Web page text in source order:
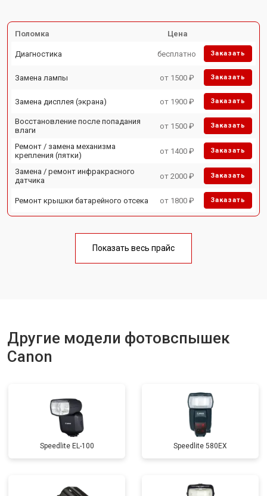
Поломка Цена
Диагностика бесплатно Заказать
Замена лампы от 1500 ₽ Заказать
Замена дисплея (экрана) от 1900 ₽ Заказать
Восстановление после попадания
влаги
от 1500 ₽ Заказать
Ремонт / замена механизма
крепления (пятки)
от 1400 ₽ Заказать
Замена / ремонт инфракрасного
датчика
от 2000 ₽ Заказать
Ремонт крышки батарейного отсека от 1800 ₽ Заказать
Показать весь прайс
Другие модели фотовспышек
Canon
Speedlite EL-100 Speedlite 580EX